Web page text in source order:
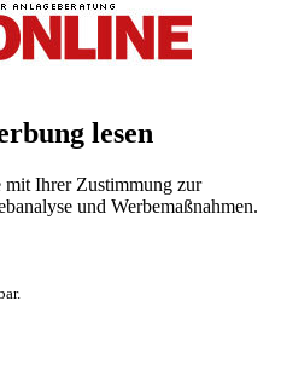
lesen
mit Ihrer Zustimmung zur
und Werbemaßnahmen.